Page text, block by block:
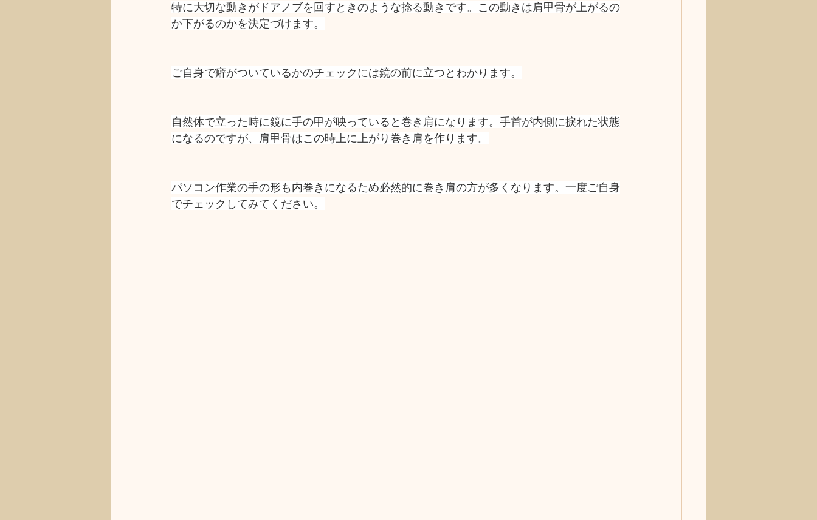
特に大切な動きがドアノブを回すときのような捻る動きです。この動きは肩甲骨が上がるの
か下がるのかを決定づけます。
ご自身で癖がついているかのチェックには鏡の前に立つとわかります。
自然体で立った時に鏡に手の甲が映っていると巻き肩になります。手首が内側に捩れた状態
になるのですが、肩甲骨はこの時上に上がり巻き肩を作ります。
パソコン作業の手の形も内巻きになるため必然的に巻き肩の方が多くなります。一度ご自身
でチェックしてみてください。